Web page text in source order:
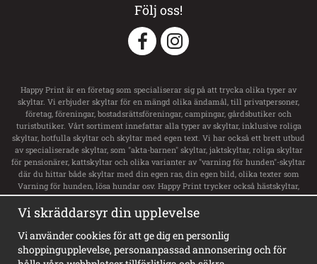
Följ oss!
Happy Print är en företag som specialiserar sig på att trycka olika typer av
skyltar. Vi erbjuder skyltar för en mängd olika ändamål, till privatpersoner,
företag, föreningar, bostadsrättsföreningar, campingar, gårdsbutiker och
turistbutiker. Vårt sortiment innefattar alla typer av skyltar, inklusive roliga
skyltar, hotfulla skyltar och skyltar med egen text. Vi har också ett brett utbud
av specialiserade skyltar, som "akta-barnen" skyltar, jaktskyltar, roliga skyltar
för pensionärer, kattskyltar och olika varianter av "varning för hunden"-skyltar
där du hittar både skyltar med din egen ras, din egen bild, olika texter som
Varning för hunden, lösa hundar osv. Happy Print trycker också hästskyltar,
transportdekaler och boxsskyltar samt dekaler till ditt hästsläp med namn och
svensk flagga. Vi har ett stort utbud av skyltar för privata tomt, privat område,
privat väg och privat gård. För företag erbjuder de alla typer av skyltar,
inklusive vägvisningsskyltar, laddskyltar för elbilar, personligt utformade
skyltar och olika typer av informationsskyltar. Happy Print har dessutom
Sveriges största sortiment av privat brygga skyltar, badplatsskyltar,
Vi skräddarsyr din upplevelse
Vi använder cookies för att ge dig en personlig
shoppingupplevelse, personanpassad annonsering och för